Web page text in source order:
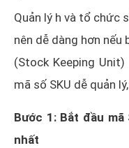
Quản lý h và tổ chức
nên dễ dàng hơn nếu
(Stock Keeping
mã số SKU dễ quản
Bước 1: Bắt đầu mã
nhất